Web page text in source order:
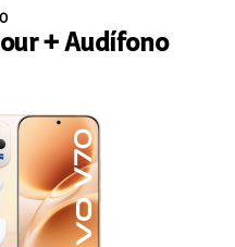
+ Audífono